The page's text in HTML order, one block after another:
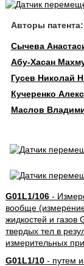
Авторы патента:
Сычева
Абу-Хасан
Гусев Николай
Кучеренко
Маслов
G01L1/106-
вообще
жидкостей и
твердых тел в
измерительных
G01L1/10- путем